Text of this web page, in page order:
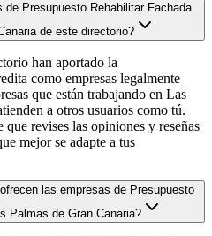
Presupuesto Rehabilitar Fachada
de este directorio?
han aportado la
como empresas legalmente
que están trabajando en Las
a otros usuarios como tú.
revises las opiniones y reseñas
mejor se adapte a tus
las empresas de Presupuesto
Palmas de Gran Canaria?